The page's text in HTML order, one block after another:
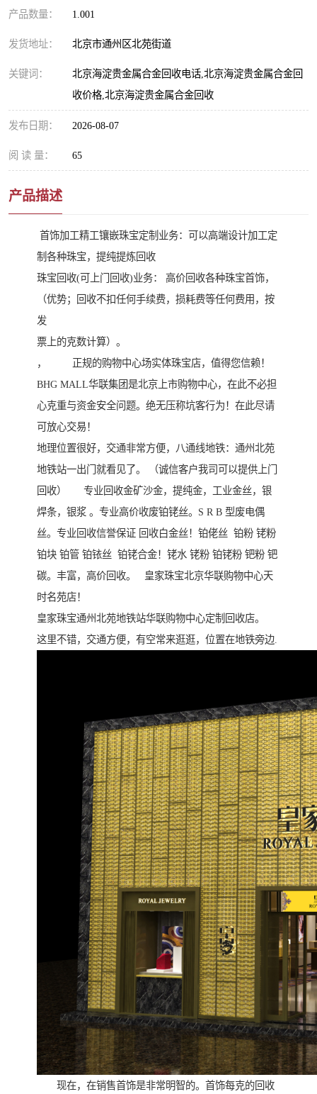
产品数量： 1.001
发货地址： 北京市通州区北苑街道
关键词：
北京海淀贵金属合金回收电话,北京海淀贵金属合金回
收价格,北京海淀贵金属合金回收
发布日期： 2026-08-07
阅 读 量： 65
产品描述
首饰加工精工镶嵌珠宝定制业务：可以高端设计加工定
制各种珠宝，提纯提炼回收
珠宝回收(可上门回收)业务： 高价回收各种珠宝首饰，
（优势；回收不扣任何手续费，损耗费等任何费用，按
发
票上的克数计算）。
， 正规的购物中心场实体珠宝店，值得您信赖！
BHG MALL华联集团是北京上市购物中心，在此不必担
心克重与资金安全问题。绝无压称坑客行为！在此尽请
可放心交易！
地理位置很好，交通非常方便，八通线地铁：通州北苑
地铁站一出门就看见了。 （诚信客户我司可以提供上门
回收） 专业回收金矿沙金，提纯金，工业金丝，银
焊条，银浆 。专业高价收废铂铑丝。S R B 型废电偶
丝。专业回收信誉保证 回收白金丝！铂佬丝 铂粉 铑粉
铂块 铂管 铂铱丝 铂铑合金！铑水 铑粉 铂铑粉 钯粉 钯
碳。丰富，高价回收。 皇家珠宝北京华联购物中心天
时名苑店！
皇家珠宝通州北苑地铁站华联购物中心定制回收店。
这里不错，交通方便，有空常来逛逛，位置在地铁旁边.
现在，在销售首饰是非常明智的。首饰每克的回收